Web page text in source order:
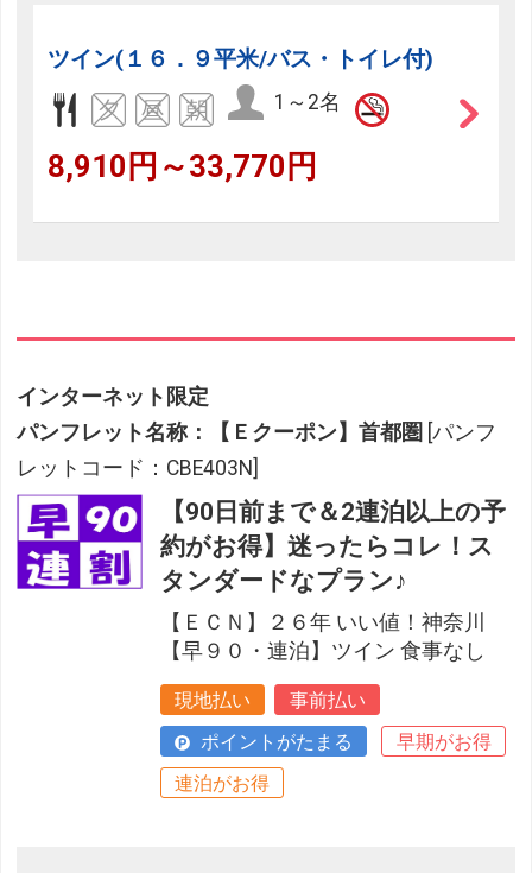
ツイン(１６．９平米/バス・トイレ付)
1～2名
8,910円～33,770円
インターネット限定
パンフレット名称：【Ｅクーポン】首都圏 [パンフ
レットコード：CBE403N]
【90日前まで＆2連泊以上の予
約がお得】迷ったらコレ！ス
タンダードなプラン♪
【ＥＣＮ】２６年 いい値！神奈川
【早９０・連泊】ツイン 食事なし
現地払い
事前払い
ポイントがたまる
早期がお得
連泊がお得